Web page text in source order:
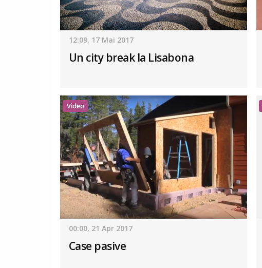
12:09, 17 Mai 2017
Un city break la Lisabona
Video
00:00, 21 Apr 2017
Case pasive